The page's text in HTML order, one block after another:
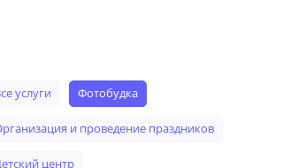
Все услуги фотобудка
организация и проведение праздников
детский центр